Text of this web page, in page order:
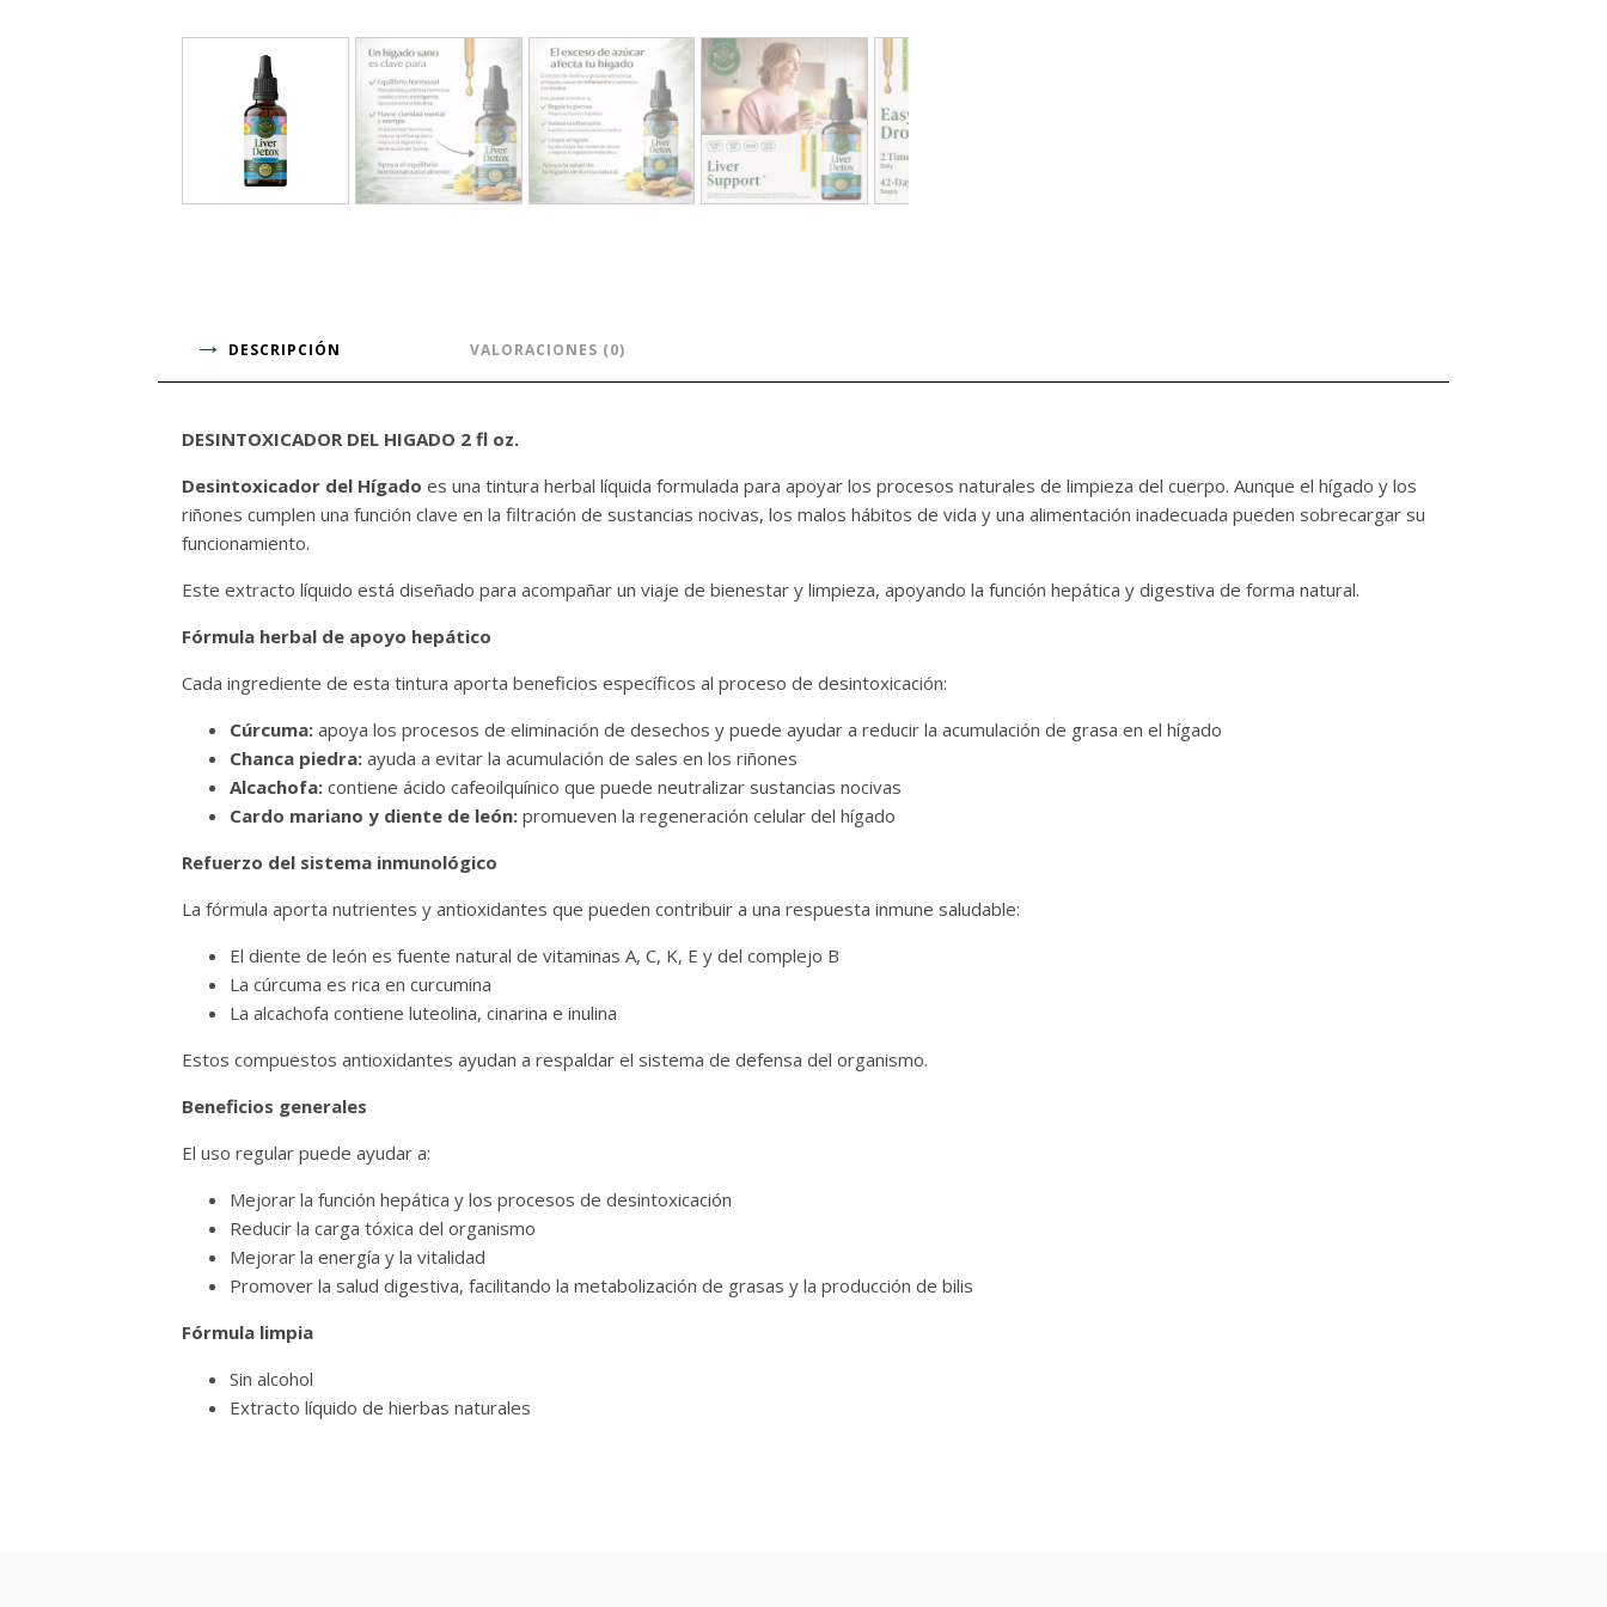
DESCRIPCIÓN VALORACIONES (0)
DESINTOXICADOR DEL HIGADO 2 fl oz.
Desintoxicador del Hígado es una tintura herbal líquida formulada para apoyar los procesos naturales de limpieza del cuerpo. Aunque el hígado y los
riñones cumplen una función clave en la filtración de sustancias nocivas, los malos hábitos de vida y una alimentación inadecuada pueden sobrecargar su
funcionamiento.
Este extracto líquido está diseñado para acompañar un viaje de bienestar y limpieza, apoyando la función hepática y digestiva de forma natural.
Fórmula herbal de apoyo hepático
Cada ingrediente de esta tintura aporta beneficios específicos al proceso de desintoxicación:
Cúrcuma: apoya los procesos de eliminación de desechos y puede ayudar a reducir la acumulación de grasa en el hígado
Chanca piedra: ayuda a evitar la acumulación de sales en los riñones
Alcachofa: contiene ácido cafeoilquínico que puede neutralizar sustancias nocivas
Cardo mariano y diente de león: promueven la regeneración celular del hígado
Refuerzo del sistema inmunológico
La fórmula aporta nutrientes y antioxidantes que pueden contribuir a una respuesta inmune saludable:
El diente de león es fuente natural de vitaminas A, C, K, E y del complejo B
La cúrcuma es rica en curcumina
La alcachofa contiene luteolina, cinarina e inulina
Estos compuestos antioxidantes ayudan a respaldar el sistema de defensa del organismo.
Beneficios generales
El uso regular puede ayudar a:
Mejorar la función hepática y los procesos de desintoxicación
Reducir la carga tóxica del organismo
Mejorar la energía y la vitalidad
Promover la salud digestiva, facilitando la metabolización de grasas y la producción de bilis
Fórmula limpia
Sin alcohol
Extracto líquido de hierbas naturales